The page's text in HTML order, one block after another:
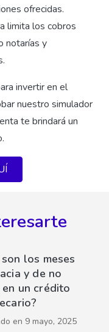
ofrecidas.
limita los cobros
notarías y
invertir en el
nuestro simulador
te brindará un
son los meses
y de no
un crédito
en 9 mayo, 2025